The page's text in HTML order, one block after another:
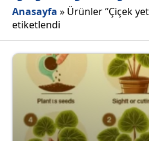
Anasayfa » Ürünler “Çiçek
etiketlendi